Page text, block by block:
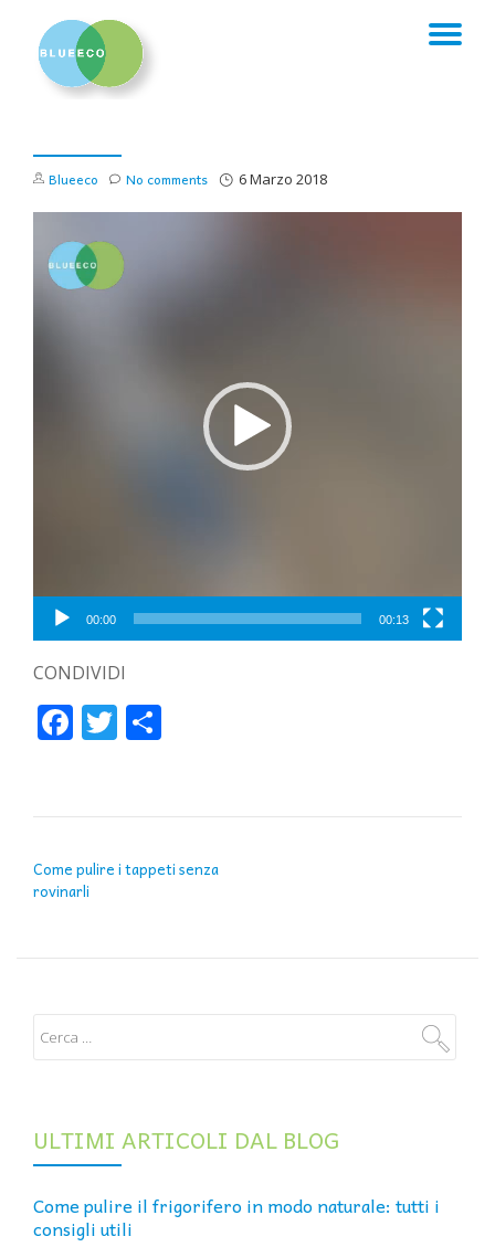
Blueeco 6 Marzo 2018
No comments
Player
00:00 00:13
CONDIVIDI
FacebookTwitter
Come pulire i tappeti senza
rovinarli
ULTIMI ARTICOLI DAL BLOG
Come pulire il frigorifero in modo naturale: tutti i
consigli utili